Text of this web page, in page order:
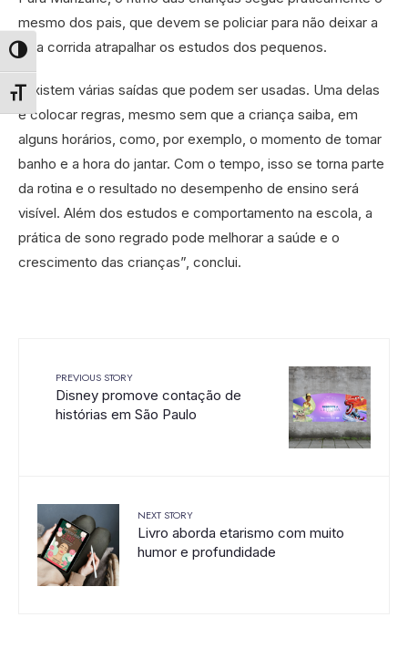
Alternar alto contraste
Alternar tamanho da fonte
mesmo dos pais, que devem se policiar para não deixar a
vida corrida atrapalhar os estudos dos pequenos.
“Existem várias saídas que podem ser usadas. Uma delas
é colocar regras, mesmo sem que a criança saiba, em
alguns horários, como, por exemplo, o momento de tomar
banho e a hora do jantar. Com o tempo, isso se torna parte
da rotina e o resultado no desempenho de ensino será
visível. Além dos estudos e comportamento na escola, a
prática de sono regrado pode melhorar a saúde e o
crescimento das crianças”, conclui.
PREVIOUS STORY
Disney promove contação de
histórias em São Paulo
NEXT STORY
Livro aborda etarismo com muito
humor e profundidade